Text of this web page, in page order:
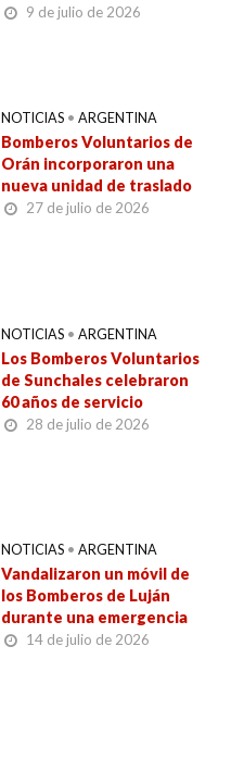
9 de julio de 2026
NOTICIAS • ARGENTINA
Bomberos Voluntarios de
Orán incorporaron una
nueva unidad de traslado
27 de julio de 2026
NOTICIAS • ARGENTINA
Los Bomberos Voluntarios
de Sunchales celebraron
60 años de servicio
28 de julio de 2026
NOTICIAS • ARGENTINA
Vandalizaron un móvil de
los Bomberos de Luján
durante una emergencia
14 de julio de 2026